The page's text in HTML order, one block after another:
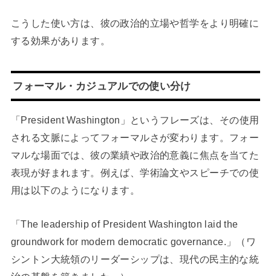
こうした使い方は、彼の政治的立場や哲学をより明確に
する効果があります。
フォーマル・カジュアルでの使い分け
「President Washington」というフレーズは、その使用
される文脈によってフォーマルさが変わります。フォー
マルな場面では、彼の業績や政治的意義に焦点を当てた
表現が好まれます。例えば、学術論文やスピーチでの使
用は以下のようになります。
「The leadership of President Washington laid the
groundwork for modern democratic governance.」（ワ
シントン大統領のリーダーシップは、現代の民主的な統